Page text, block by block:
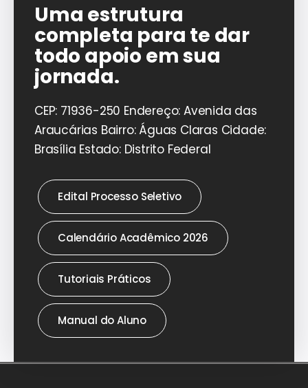
Uma estrutura
completa para te dar
todo apoio em sua
jornada.
CEP: 71936-250 Endereço: Avenida das
Araucárias Bairro: Águas Claras Cidade:
Brasília Estado: Distrito Federal
Edital Processo Seletivo
Calendário Acadêmico 2026
Tutoriais Práticos
Manual do Aluno